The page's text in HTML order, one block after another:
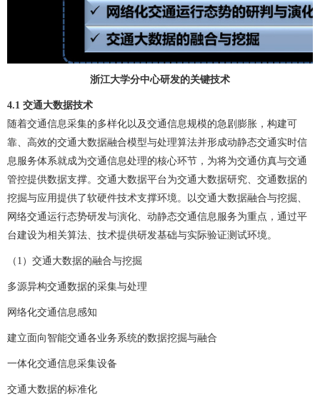
浙江大学分中心研发的关键技术
4.1 交通大数据技术
随着交通信息采集的多样化以及交通信息规模的急剧膨胀，构建可
靠、高效的交通大数据融合模型与处理算法并形成动静态交通实时信
息服务体系就成为交通信息处理的核心环节，为将为交通仿真与交通
管控提供数据支撑。交通大数据平台为交通大数据研究、交通数据的
挖掘与应用提供了软硬件技术支撑环境。以交通大数据融合与挖掘、
网络交通运行态势研发与演化、动静态交通信息服务为重点，通过平
台建设为相关算法、技术提供研发基础与实际验证测试环境。
（1）交通大数据的融合与挖掘
多源异构交通数据的采集与处理
网络化交通信息感知
建立面向智能交通各业务系统的数据挖掘与融合
一体化交通信息采集设备
交通大数据的标准化